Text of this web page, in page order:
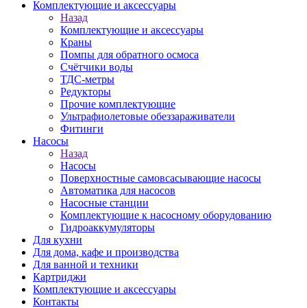
Комплектующие и аксессуары
Назад
Комплектующие и аксессуары
Краны
Помпы для обратного осмоса
Счётчики воды
ТДС-метры
Редукторы
Прочие комплектующие
Ультрафиолетовые обеззараживатели
Фитинги
Насосы
Назад
Насосы
Поверхностные самовсасывающие насосы
Автоматика для насосов
Насосные станции
Комплектующие к насосному оборудованию
Гидроаккумуляторы
Для кухни
Для дома, кафе и производства
Для ванной и техники
Картриджи
Комплектующие и аксессуары
Контакты